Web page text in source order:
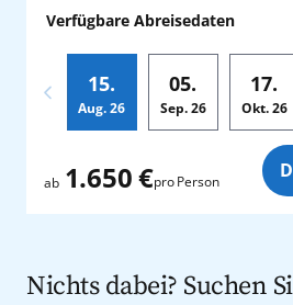
Verfügbare Abreisedaten
15.
Aug. 26
05.
Sep.26
17.
Okt.26
ab 1.650 €pro Person
Nichts dabei? Suchen